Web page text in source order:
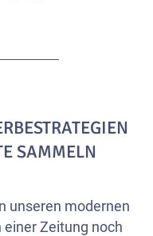
SAMMELN
unseren modernen
Zeitung noch